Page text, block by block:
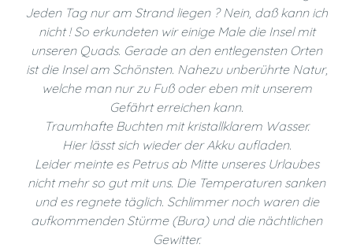
Jeden Tag nur am Strand liegen ? Nein, daß kann ich
nicht ! So erkundeten wir einige Male die Insel mit
unseren Quads. Gerade an den entlegensten Orten
ist die Insel am Schönsten. Nahezu unberührte Natur,
welche man nur zu Fuß oder eben mit unserem
Gefährt erreichen kann.
Traumhafte Buchten mit kristallklarem Wasser.
Hier lässt sich wieder der Akku aufladen.
Leider meinte es Petrus ab Mitte unseres Urlaubes
nicht mehr so gut mit uns. Die Temperaturen sanken
und es regnete täglich. Schlimmer noch waren die
aufkommenden Stürme (Bura) und die nächtlichen
Gewitter.